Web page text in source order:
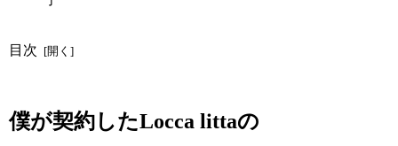
目次
僕が契約したLocca littaの